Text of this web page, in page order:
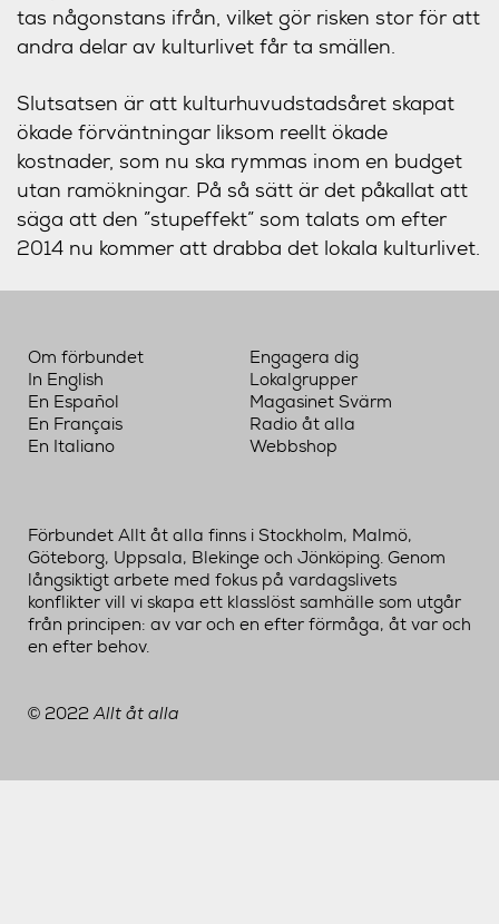
tas någonstans ifrån, vilket gör risken stor för att
andra delar av kulturlivet får ta smällen.
Slutsatsen är att kulturhuvudstadsåret skapat
ökade förväntningar liksom reellt ökade
kostnader, som nu ska rymmas inom en budget
utan ramökningar. På så sätt är det påkallat att
säga att den ”stupeffekt” som talats om efter
2014 nu kommer att drabba det lokala kulturlivet.
Om förbundet
In English
En Español
En Français
En Italiano
Engagera dig
Lokalgrupper
Magasinet Svärm
Radio åt alla
Webbshop
Förbundet Allt åt alla finns i Stockholm, Malmö,
Göteborg, Uppsala, Blekinge och Jönköping. Genom
långsiktigt arbete med fokus på vardagslivets
konflikter vill vi skapa ett klasslöst samhälle som utgår
från principen: av var och en efter förmåga, åt var och
en efter behov.
© 2022Allt åt alla